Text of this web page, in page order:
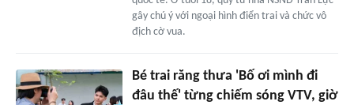
gây chú ý với ngoại hình điển trai và chức vô
địch cờ vua.
Bé trai răng thưa 'Bố ơi mình đi
đâu thế' từng chiếm sóng VTV, giờ